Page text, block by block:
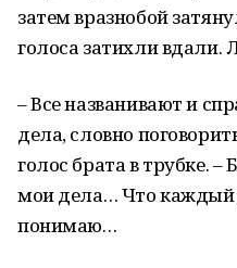
затем вразнобой
голоса затихли вдали.
– Все названивают и
дела, словно
голос брата в трубке.
мои дела… Что каждый
понимаю…